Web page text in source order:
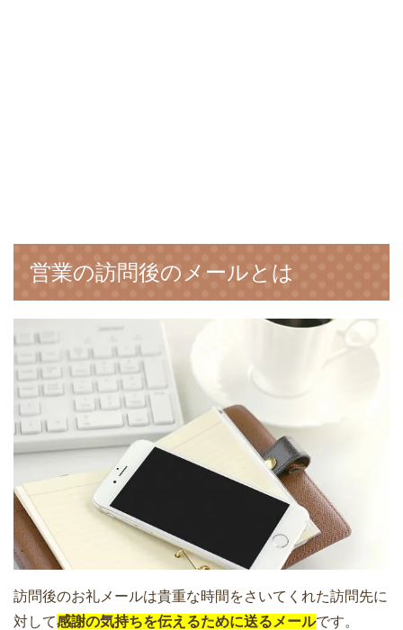
営業の訪問後のメールとは
訪問後のお礼メールは貴重な時間をさいてくれた訪問先に
対して感謝の気持ちを伝えるために送るメールです。